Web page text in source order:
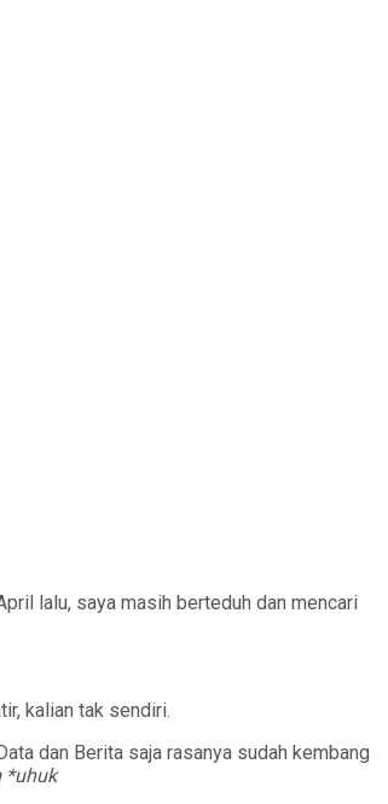
lalu, saya masih berteduh dan mencari
kalian tak sendiri.
dan Berita saja rasanya sudah kembang
*uhuk